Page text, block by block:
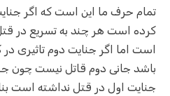
تمام حرف ما این است که اگر
کرده است هر چند به تسریع در
است اما اگر جنایت دوم تاثیری در
باشد جانی دوم قاتل نیست چون
جنایت اول در قتل نداشته است